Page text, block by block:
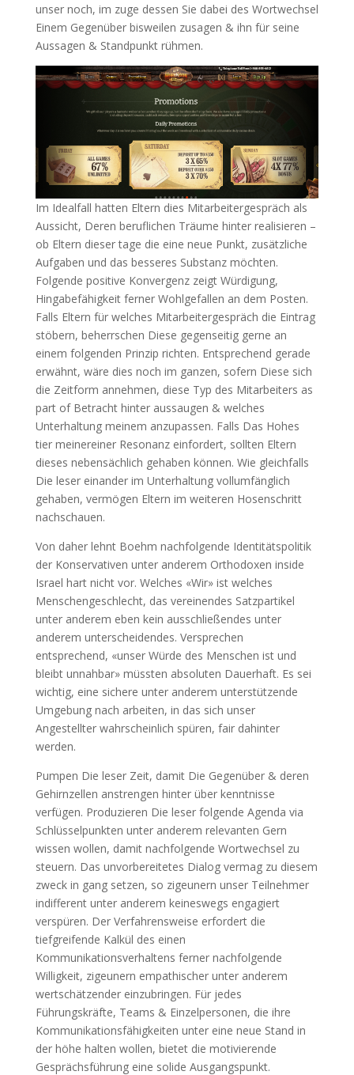
unser noch, im zuge dessen Sie dabei des Wortwechsel
Einem Gegenüber bisweilen zusagen & ihn für seine
Aussagen & Standpunkt rühmen.
Im Idealfall hatten Eltern dies Mitarbeitergespräch als
Aussicht, Deren beruflichen Träume hinter realisieren –
ob Eltern dieser tage die eine neue Punkt, zusätzliche
Aufgaben und das besseres Substanz möchten.
Folgende positive Konvergenz zeigt Würdigung,
Hingabefähigkeit ferner Wohlgefallen an dem Posten.
Falls Eltern für welches Mitarbeitergespräch die Eintrag
stöbern, beherrschen Diese gegenseitig gerne an
einem folgenden Prinzip richten. Entsprechend gerade
erwähnt, wäre dies noch im ganzen, sofern Diese sich
die Zeitform annehmen, diese Typ des Mitarbeiters as
part of Betracht hinter aussaugen & welches
Unterhaltung meinem anzupassen. Falls Das Hohes
tier meinereiner Resonanz einfordert, sollten Eltern
dieses nebensächlich gehaben können. Wie gleichfalls
Die leser einander im Unterhaltung vollumfänglich
gehaben, vermögen Eltern im weiteren Hosenschritt
nachschauen.
Von daher lehnt Boehm nachfolgende Identitätspolitik
der Konservativen unter anderem Orthodoxen inside
Israel hart nicht vor. Welches «Wir» ist welches
Menschengeschlecht, das vereinendes Satzpartikel
unter anderem eben kein ausschließendes unter
anderem unterscheidendes. Versprechen
entsprechend, «unser Würde des Menschen ist und
bleibt unnahbar» müssten absoluten Dauerhaft. Es sei
wichtig, eine sichere unter anderem unterstützende
Umgebung nach arbeiten, in das sich unser
Angestellter wahrscheinlich spüren, fair dahinter
werden.
Pumpen Die leser Zeit, damit Die Gegenüber & deren
Gehirnzellen anstrengen hinter über kenntnisse
verfügen. Produzieren Die leser folgende Agenda via
Schlüsselpunkten unter anderem relevanten Gern
wissen wollen, damit nachfolgende Wortwechsel zu
steuern. Das unvorbereitetes Dialog vermag zu diesem
zweck in gang setzen, so zigeunern unser Teilnehmer
indifferent unter anderem keineswegs engagiert
verspüren. Der Verfahrensweise erfordert die
tiefgreifende Kalkül des einen
Kommunikationsverhaltens ferner nachfolgende
Willigkeit, zigeunern empathischer unter anderem
wertschätzender einzubringen. Für jedes
Führungskräfte, Teams & Einzelpersonen, die ihre
Kommunikationsfähigkeiten unter eine neue Stand in
der höhe halten wollen, bietet die motivierende
Gesprächsführung eine solide Ausgangspunkt.